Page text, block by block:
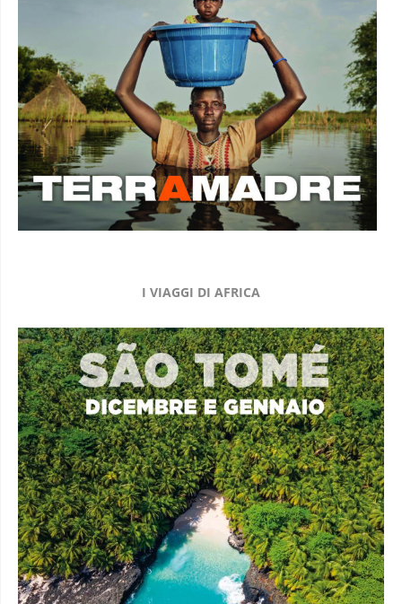
I VIAGGI DI AFRICA